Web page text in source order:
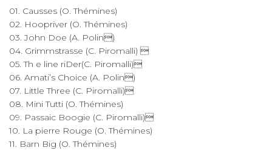
01. Causses (O. Thémines)
02. Hoopriver (O. Thémines)
03. John Doe (A. Polin)
04. Grimmstrasse (C. Piromalli) 
05. Th e line riDer(C. Piromalli)
06. Amati’s Choice (A. Polin)
07. Little Three (C. Piromalli)
08. Mini Tutti (O. Thémines)
09. Passaic Boogie (C. Piromalli)
10. La pierre Rouge (O. Thémines)
11. Barn Big (O. Thémines)